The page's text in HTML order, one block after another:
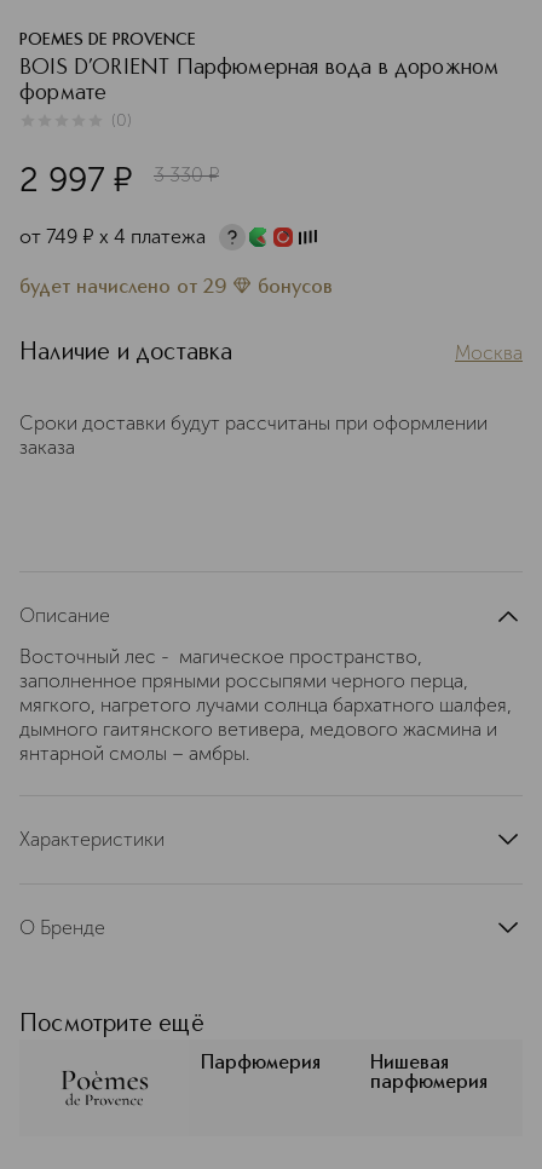
POEMES DE PROVENCE
BOIS D’ORIENT Парфюмерная вода в дорожном
формате
(0)
2 997 ¤ 3 330 ¤
от 749 ¤ х 4 платежа
будет начислено от 29 бонусов
Наличие и доставка Москва
Сроки доставки будут рассчитаны при оформлении
заказа
Описание
Восточный лес - магическое пространство,
заполненное пряными россыпями черного перца,
мягкого, нагретого лучами солнца бархатного шалфея,
дымного гаитянского ветивера, медового жасмина и
янтарной смолы – амбры.
Характеристики
артикул
О Бренде
амбициозными профессионалами,
влюбленными в парфюмерию и
чарующую атмосферу французского
Прованса. Стремясь передать ауру
Посмотрите ещё
Парфюмерия
Нишевая
парфюмерия